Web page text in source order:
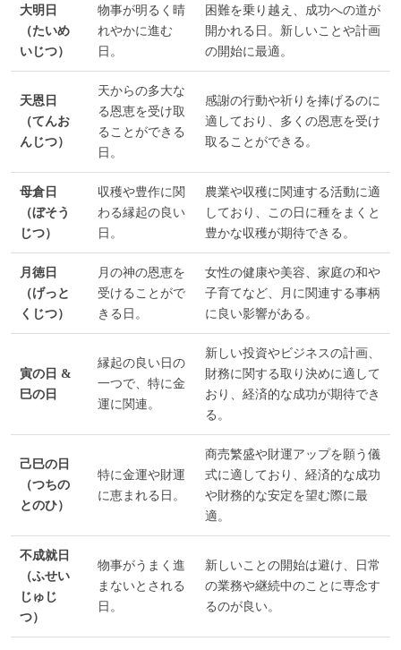
大明日
（たいめ
いじつ）
物事が明るく晴
れやかに進む
日。
困難を乗り越え、成功への道が
開かれる日。新しいことや計画
の開始に最適。
天恩日
（てんお
んじつ）
天からの多大な
る恩恵を受け取
ることができる
日。
感謝の行動や祈りを捧げるのに
適しており、多くの恩恵を受け
取ることができる。
母倉日
（ぼそう
じつ）
収穫や豊作に関
わる縁起の良い
日。
農業や収穫に関連する活動に適
しており、この日に種をまくと
豊かな収穫が期待できる。
月徳日
（げっと
くじつ）
月の神の恩恵を
受けることがで
きる日。
女性の健康や美容、家庭の和や
子育てなど、月に関連する事柄
に良い影響がある。
寅の日 &
巳の日
縁起の良い日の
一つで、特に金
運に関連。
新しい投資やビジネスの計画、
財務に関する取り決めに適して
おり、経済的な成功が期待でき
る。
己巳の日
（つちの
とのひ）
特に金運や財運
に恵まれる日。
商売繁盛や財運アップを願う儀
式に適しており、経済的な成功
や財務的な安定を望む際に最
適。
不成就日
（ふせい
じゅじ
つ）
物事がうまく進
まないとされる
日。
新しいことの開始は避け、日常
の業務や継続中のことに専念す
るのが良い。